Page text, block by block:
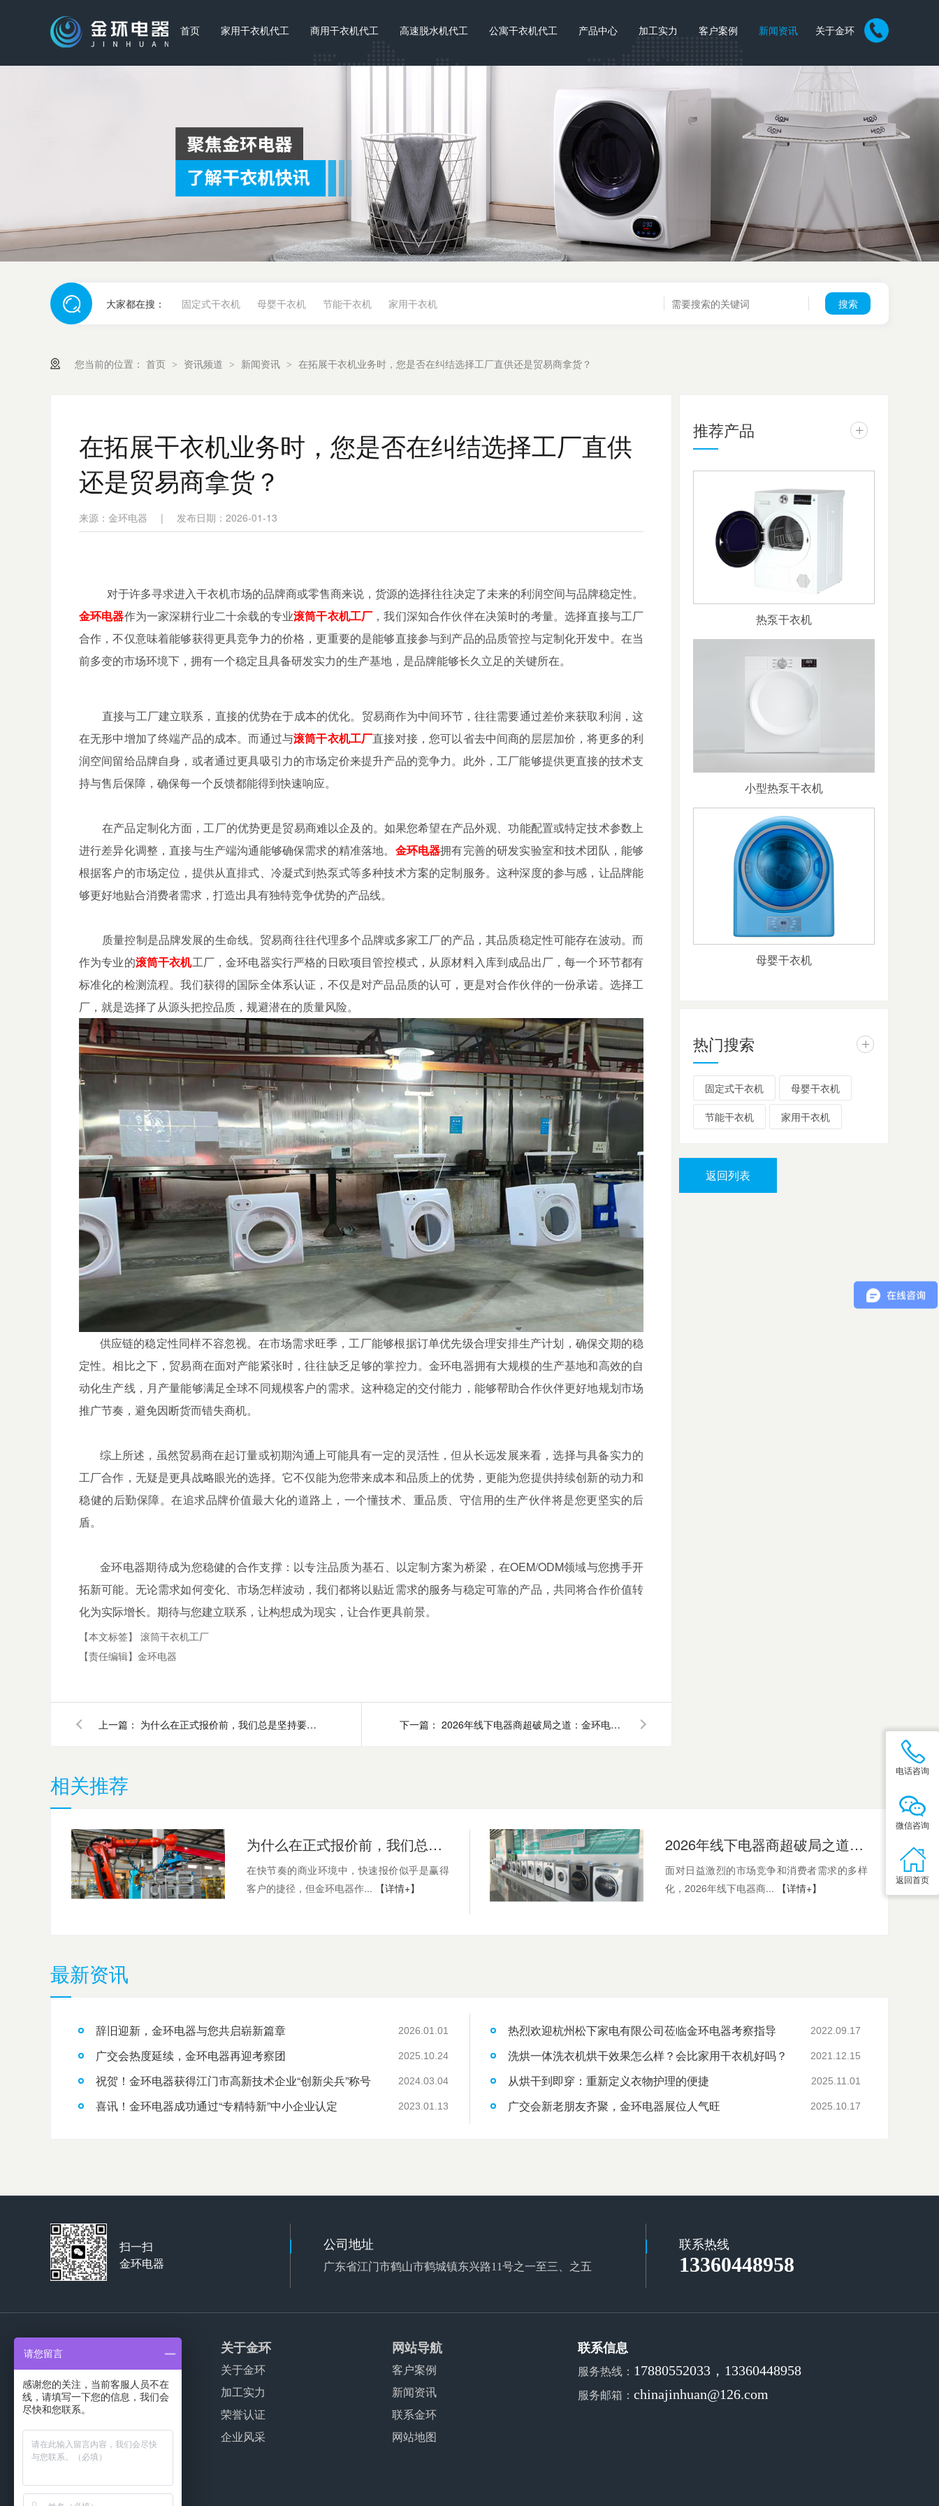
首页 家用干衣机代工 商用干衣机代工 高速脱水机代工 公寓干衣机代工 产品中心 加工实力 客户案例 新闻资讯 关于金环
大家都在搜： 固定式干衣机 母婴干衣机 节能干衣机 家用干衣机
您当前的位置： 首页 > 资讯频道 > 新闻资讯 > 在拓展干衣机业务时，您是否在纠结选择工厂直供还是贸易商拿货？
在拓展干衣机业务时，您是否在纠结选择工厂直供
还是贸易商拿货？
来源：金环电器 | 发布日期：2026-01-13
对于许多寻求进入干衣机市场的品牌商或零售商来说，货源的选择往往决定了未来的利润空间与品牌稳定性。
金环电器作为一家深耕行业二十余载的专业滚筒干衣机工厂 ，我们深知合作伙伴在决策时的考量。选择直接与工厂
合作，不仅意味着能够获得更具竞争力的价格，更重要的是能够直接参与到产品的品质管控与定制化开发中。在当
前多变的市场环境下，拥有一个稳定且具备研发实力的生产基地，是品牌能够长久立足的关键所在。
直接与工厂建立联系，直接的优势在于成本的优化。贸易商作为中间环节，往往需要通过差价来获取利润，这
在无形中增加了终端产品的成本。而通过与滚筒干衣机工厂直接对接，您可以省去中间商的层层加价，将更多的利
润空间留给品牌自身，或者通过更具吸引力的市场定价来提升产品的竞争力。此外，工厂能够提供更直接的技术支
持与售后保障，确保每一个反馈都能得到快速响应。
在产品定制化方面，工厂的优势更是贸易商难以企及的。如果您希望在产品外观、功能配置或特定技术参数上
进行差异化调整，直接与生产端沟通能够确保需求的精准落地。 金环电器拥有完善的研发实验室和技术团队，能够
根据客户的市场定位，提供从直排式、冷凝式到热泵式等多种技术方案的定制服务。这种深度的参与感，让品牌能
够更好地贴合消费者需求，打造出具有独特竞争优势的产品线。
质量控制是品牌发展的生命线。贸易商往往代理多个品牌或多家工厂的产品，其品质稳定性可能存在波动。而
作为专业的滚筒干衣机工厂，金环电器实行严格的日欧项目管控模式，从原材料入库到成品出厂，每一个环节都有
标准化的检测流程。我们获得的国际全体系认证，不仅是对产品品质的认可，更是对合作伙伴的一份承诺。选择工
厂，就是选择了从源头把控品质，规避潜在的质量风险。
供应链的稳定性同样不容忽视。在市场需求旺季，工厂能够根据订单优先级合理安排生产计划，确保交期的稳
定性。相比之下，贸易商在面对产能紧张时，往往缺乏足够的掌控力。金环电器拥有大规模的生产基地和高效的自
动化生产线，月产量能够满足全球不同规模客户的需求。这种稳定的交付能力，能够帮助合作伙伴更好地规划市场
推广节奏，避免因断货而错失商机。
综上所述，虽然贸易商在起订量或初期沟通上可能具有一定的灵活性，但从长远发展来看，选择与具备实力的
工厂合作，无疑是更具战略眼光的选择。它不仅能为您带来成本和品质上的优势，更能为您提供持续创新的动力和
稳健的后勤保障。在追求品牌价值最大化的道路上，一个懂技术、重品质、守信用的生产伙伴将是您更坚实的后
盾。
金环电器期待成为您稳健的合作支撑：以专注品质为基石、以定制方案为桥梁，在OEM/ODM领域与您携手开
拓新可能。无论需求如何变化、市场怎样波动，我们都将以贴近需求的服务与稳定可靠的产品，共同将合作价值转
化为实际增长。期待与您建立联系，让构想成为现实，让合作更具前景。
【本文标签】 滚筒干衣机工厂
【责任编辑】 金环电器
上一篇： 为什么在正式报价前，我们总是坚持要多次深入了解您的真实需求？ 下一篇： 2026年线下电器商超破局之道：金环电器选品指南
推荐产品 +
热泵干衣机
小型热泵干衣机
母婴干衣机
热门搜索 +
固定式干衣机 母婴干衣机
节能干衣机 家用干衣机
返回列表
相关推荐
为什么在正式报价前，我们总是坚持要多次深入了解您的真实需求？
在快节奏的商业环境中，快速报价似乎是赢得
客户的捷径，但金环电器作...
【详情+】
2026年线下电器商超破局之道：金环电器选品指南
面对日益激烈的市场竞争和消费者需求的多样
化，2026年线下电器商...
【详情+】
最新资讯
辞旧迎新，金环电器与您共启崭新篇章 2026.01.01
广交会热度延续，金环电器再迎考察团 2025.10.24
祝贺！金环电器获得江门市高新技术企业“创新尖兵”称号 2024.03.04
喜讯！金环电器成功通过“专精特新”中小企业认定 2023.01.13
热烈欢迎杭州松下家电有限公司莅临金环电器考察指导 2022.09.17
洗烘一体洗衣机烘干效果怎么样？会比家用干衣机好吗？ 2021.12.15
从烘干到即穿：重新定义衣物护理的便捷 2025.11.01
广交会新老朋友齐聚，金环电器展位人气旺 2025.10.17
扫一扫
金环电器
公司地址
广东省江门市鹤山市鹤城镇东兴路11号之一至三、之五
联系热线
13360448958
产品服务
家用干衣机代工
商用干衣机代工
波轮洗衣机代工
关于金环
关于金环
加工实力
荣誉认证
企业风采
网站导航
客户案例
新闻资讯
联系金环
网站地图
联系信息
服务热线： 17880552033，13360448958
服务邮箱：chinajinhuan@126.com
电话咨询
微信咨询
返回首页
请您留言
感谢您的关注，当前客服人员不在
线，请填写一下您的信息，我们会
尽快和您联系。